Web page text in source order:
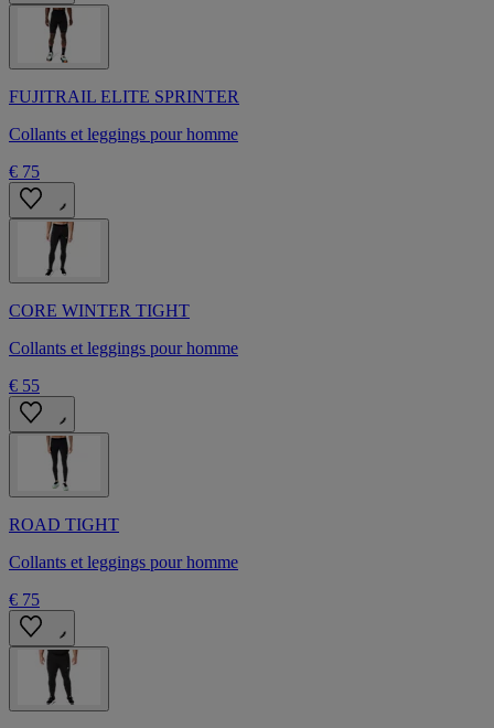
FUJITRAIL ELITE SPRINTER
Collants et leggings pour homme
€ 75
CORE WINTER TIGHT
Collants et leggings pour homme
€ 55
ROAD TIGHT
Collants et leggings pour homme
€ 75